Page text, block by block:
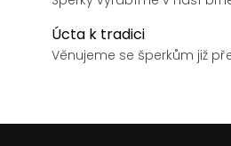
Úcta k tradici
Věnujeme se šperkům již